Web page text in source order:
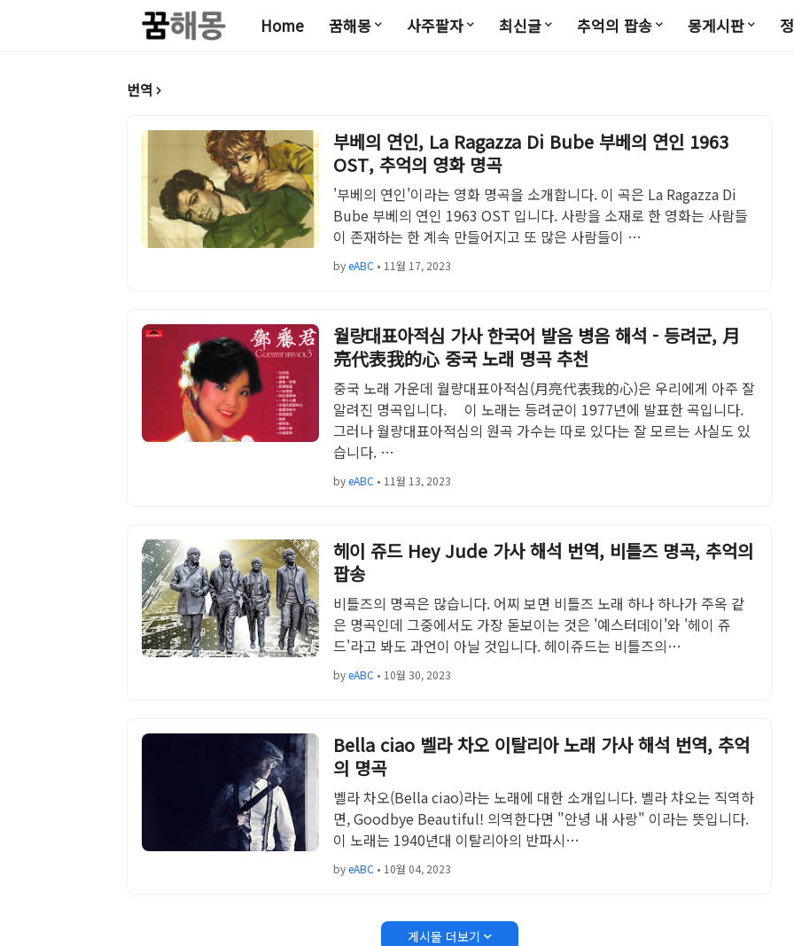
Home 꿈해몽 사주팔자 최신글 추억의 팝송 몽게시판
번역
부베의 연인, La Ragazza Di Bube 부베의 연인 1963
OST, 추억의 영화 명곡
'부베의 연인'이라는 영화 명곡을 소개합니다. 이 곡은 La Ragazza Di
Bube 부베의 연인 1963 OST 입니다. 사랑을 소재로 한 영화는 사람들
이 존재하는 한 계속 만들어지고 또 많은 사람들이 …
byeABC • 11월 17, 2023
월량대표아적심 가사 한국어 발음 병음 해석 - 등려군, 月
亮代表我的心 중국 노래 명곡 추천
중국 노래 가운데 월량대표아적심(月亮代表我的心)은 우리에게 아주 잘
알려진 명곡입니다. 이 노래는 등려군이 1977년에 발표한 곡입니다.
그러나 월량대표아적심의 원곡 가수는 따로 있다는 잘 모르는 사실도 있
습니다. …
byeABC • 11월 13, 2023
헤이 쥬드 Hey Jude 가사 해석 번역, 비틀즈 명곡, 추억의
팝송
비틀즈의 명곡은 많습니다. 어찌 보면 비틀즈 노래 하나 하나가 주옥 같
은 명곡인데 그중에서도 가장 돋보이는 것은 '예스터데이'와 '헤이 쥬
드'라고 봐도 과언이 아닐 것입니다. 헤이쥬드는 비틀즈의…
byeABC • 10월 30, 2023
Bella ciao 벨라 차오 이탈리아 노래 가사 해석 번역, 추억
의 명곡
벨라 차오(Bella ciao)라는 노래에 대한 소개입니다. 벨라 챠오는 직역하
면, Goodbye Beautiful! 의역한다면 "안녕 내 사랑" 이라는 뜻입니다.
이 노래는 1940년대 이탈리아의 반파시…
byeABC • 10월 04, 2023
게시물 더보기